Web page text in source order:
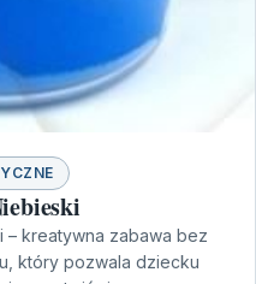
– kreatywna zabawa bez
który pozwala dziecku